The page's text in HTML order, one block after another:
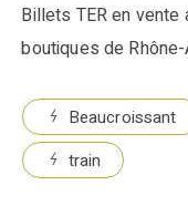
Billets TER en
boutiques de
Beaucroissant
train